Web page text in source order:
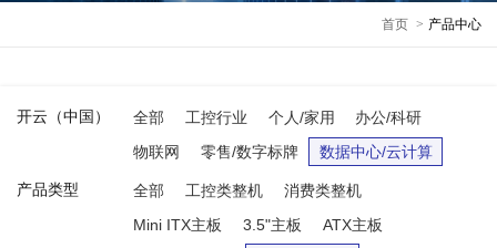
首页 > 产品中心
开云（中国） 全部 工控行业 个人/家用
办公/科研
物联网
零售/数字标牌 数据中心/云计算
产品类型 全部 工控类整机
消费类整机
Mini ITX主板
3.5"主板
ATX主板